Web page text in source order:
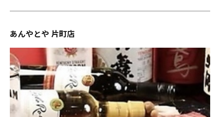
あんやとや 片町店